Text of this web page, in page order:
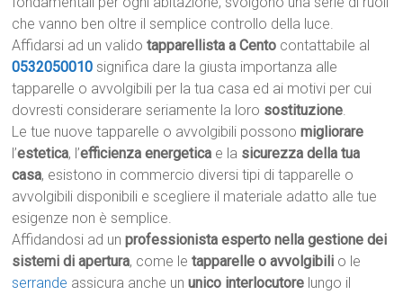
che vanno ben oltre il semplice controllo della luce.
Affidarsi ad un validotapparellista a Cento contattabile al
0532050010 significa dare la giusta importanza alle
tapparelle o avvolgibili per la tua casa ed ai motivi per cui
dovresti considerare seriamente la loro sostituzione.
Le tue nuove tapparelle o avvolgibili possonomigliorare
l’estetica, l’efficienza energetica e la sicurezza della tua
casa, esistono in commercio diversi tipi di tapparelle o
avvolgibili disponibili e scegliere il materiale adatto alle tue
esigenze non è semplice.
Affidandosi ad unprofessionista esperto nella gestione dei
sistemi di apertura, come letapparelle o avvolgibili o le
serrande assicura anche ununico interlocutore lungo il